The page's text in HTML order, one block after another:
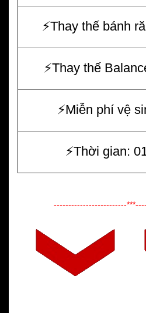
⚡️Thay thế bánh
⚡️Thay thế
⚡️Miễn phí vệ
⚡️Thời gian:
-------------------------